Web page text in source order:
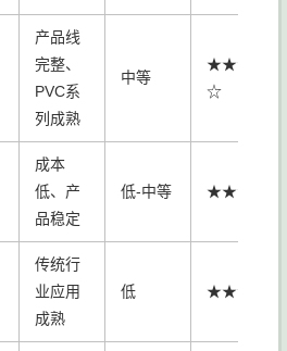
产品线
完整、
PVC系
列成熟
中等
★★★
☆
成本
低、产
品稳定
低-中等 ★★★
传统行
业应用
成熟
低 ★★☆